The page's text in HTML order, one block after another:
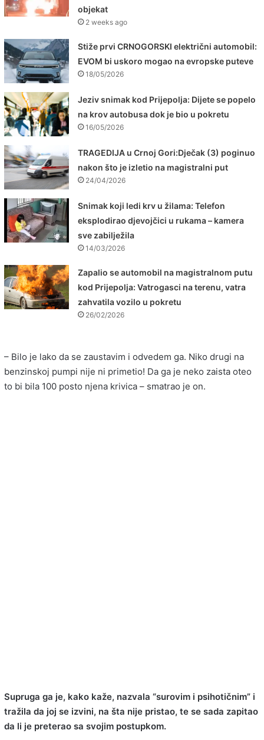
objekat
2 weeks ago
Stiže prvi CRNOGORSKI električni automobil:
EVOM bi uskoro mogao na evropske puteve
18/05/2026
Jeziv snimak kod Prijepolja: Dijete se popelo
na krov autobusa dok je bio u pokretu
16/05/2026
TRAGEDIJA u Crnoj Gori:Dječak (3) poginuo
nakon što je izletio na magistralni put
24/04/2026
Snimak koji ledi krv u žilama: Telefon
eksplodirao djevojčici u rukama – kamera
sve zabilježila
14/03/2026
Zapalio se automobil na magistralnom putu
kod Prijepolja: Vatrogasci na terenu, vatra
zahvatila vozilo u pokretu
26/02/2026
– Bilo je lako da se zaustavim i odvedem ga. Niko drugi na
benzinskoj pumpi nije ni primetio! Da ga je neko zaista oteo
to bi bila 100 posto njena krivica – smatrao je on.
Supruga ga je, kako kaže, nazvala “surovim i psihotičnim” i
tražila da joj se izvini, na šta nije pristao, te se sada zapitao
da li je preterao sa svojim postupkom.